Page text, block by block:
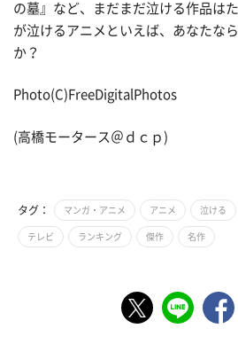
の墓』など、まだまだ泣ける作品は
が泣けるアニメといえば、あなたな
か？
Photo(C)FreeDigitalPhotos
(高橋モータース＠ｄｃｐ)
タグ： マンガ・アニメ アニメ 泣ける
テレビ ランキング 傑作 名作